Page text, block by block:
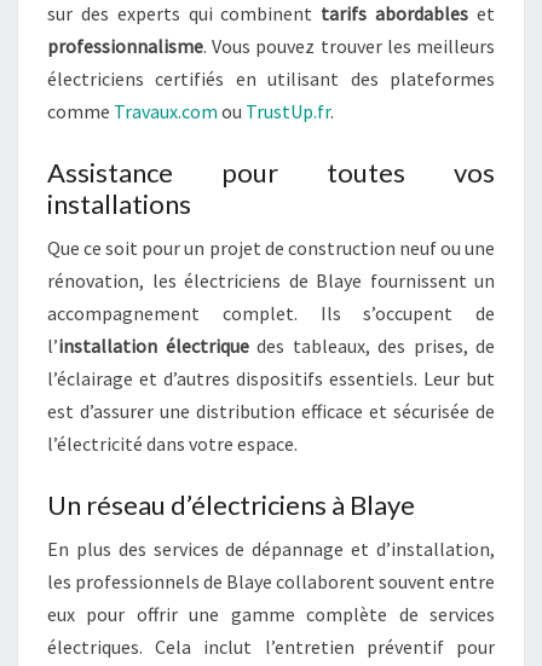
sur des experts qui combinent tarifs abordables et
professionnalisme. Vous pouvez trouver les meilleurs
électriciens certifiés en utilisant des plateformes
comme Travaux.com ou TrustUp.fr.
Assistance pour toutes vos
installations
Que ce soit pour un projet de construction neuf ou une
rénovation, les électriciens de Blaye fournissent un
accompagnement complet. Ils s’occupent de
l’installation électriquedes tableaux, des prises, de
l’éclairage et d’autres dispositifs essentiels. Leur but
est d’assurer une distribution efficace et sécurisée de
l’électricité dans votre espace.
Un réseau d’électriciens à Blaye
En plus des services de dépannage et d’installation,
les professionnels de Blaye collaborent souvent entre
eux pour offrir une gamme complète de services
électriques. Cela inclut l’entretien préventif pour